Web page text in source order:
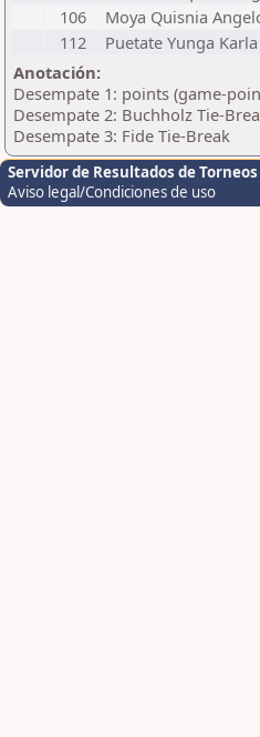
106
Moya Quisnia
112
Puetate Yunga
Anotación:
Desempate 1: points (game-
Desempate 2: Buchholz Tie-
Desempate 3: Fide Tie-Break
Servidor de Resultados de
Aviso legal/Condiciones de uso